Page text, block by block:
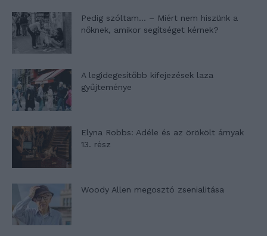
Pedig szóltam… – Miért nem hiszünk a
nőknek, amikor segítséget kérnek?
A legidegesítőbb kifejezések laza
gyűjteménye
Elyna Robbs: Adéle és az örökölt árnyak
13. rész
Woody Allen megosztó zsenialitása